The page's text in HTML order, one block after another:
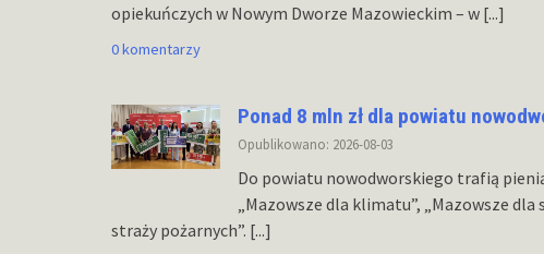
opiekuńczych w Nowym Dworze Mazowieckim – w [...]
0 komentarzy
Ponad 8 mln zł dla powiatu
Opublikowano: 2026-08-03
Do powiatu nowodworskiego trafią
„Mazowsze dla klimatu”, „Mazowsze
straży pożarnych”. [...]